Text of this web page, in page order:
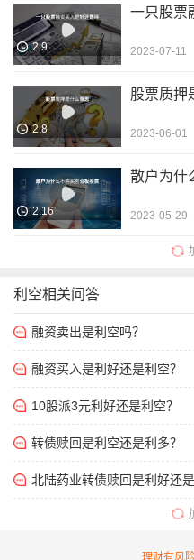
2.9
一只股票
2023-07-11
2.8
股票质押
2023-06-01
2.16
散户为什
2023-05-29
利空相关问答
融资卖出是利空吗？
融资买入是利好还是利空？
10股派3元利好还是利空？
转债赎回是利空还是利多？
北陆药业转债赎回是利好还是
理财有风